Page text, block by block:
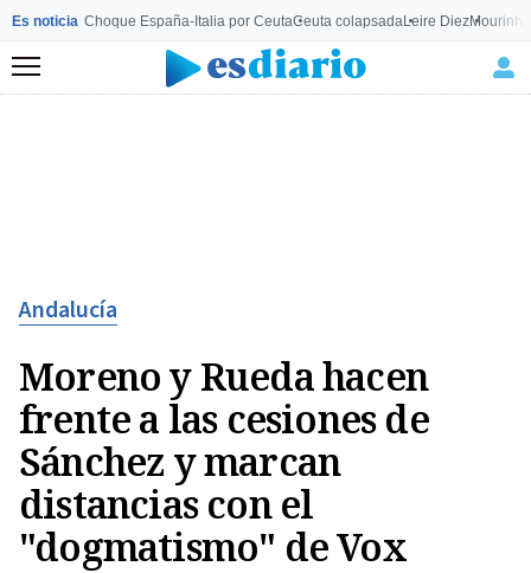
Es noticia Choque España-Italia por CeutaCeuta colapsadaLeire Diez
Menú
Andalucía
Moreno y Rueda hacen
frente a las cesiones de
Sánchez y marcan
distancias con el
"dogmatismo" de Vox